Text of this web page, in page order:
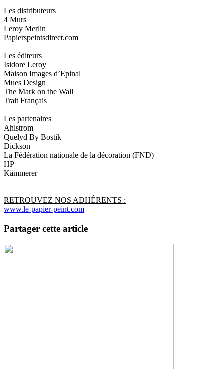
Les distributeurs
4 Murs
Leroy Merlin
Papierspeintsdirect.com
Les éditeurs
Isidore Leroy
Maison Images d’Epinal
Mues Design
The Mark on the Wall
Trait Français
Les partenaires
Ahlstrom
Quelyd By Bostik
Dickson
La Fédération nationale de la décoration (FND)
HP
Kämmerer
RETROUVEZ NOS ADHÉRENTS :
www.le-papier-peint.com
Partager cette article